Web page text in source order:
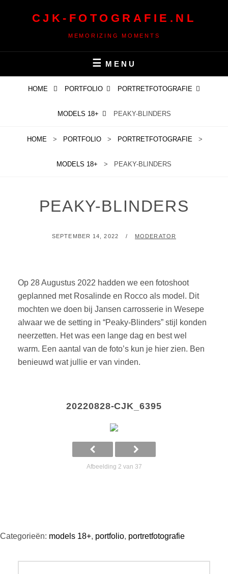
CJK-FOTOGRAFIE.NL
MEMORIZING MOMENTS
MENU
HOME PORTFOLIO PORTRETFOTOGRAFIE
MODELS 18+ PEAKY-BLINDERS
HOME > PORTFOLIO > PORTRETFOTOGRAFIE >
MODELS 18+ > PEAKY-BLINDERS
PEAKY-BLINDERS
GEPLAATST
SEPTEMBER 14, 2022 BY
MODERATOR
Op 28 Augustus 2022 hadden we een fotoshoot
geplanned met Rosalinde en Rocco als model. Dit
mochten we doen bij Jansen carrosserie in Wesepe
alwaar we de setting in “Peaky-Blinders” stijl konden
neerzetten. Het was een lange dag en best wel
warm. Een aantal van de foto’s kun je hier zien. Ben
benieuwd wat jullie er van vinden.
20220828-CJK_6395
Afbeelding 2 van 37
Categorieën: models 18+, portfolio, portretfotografie